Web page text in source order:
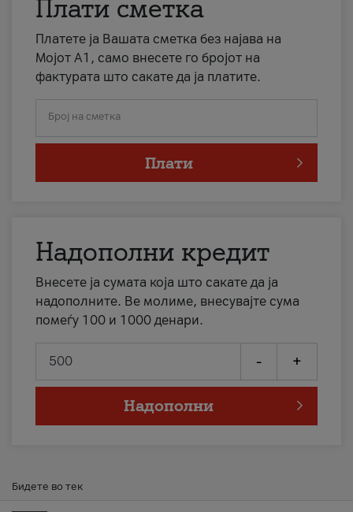
Плати сметка
Платете ја Вашата сметка без најава на
Мојот А1, само внесете го бројот на
фактурата што сакате да ја платите.
Број на сметка
Плати
Надополни кредит
Внесете ја сумата која што сакате да ја
надополните. Ве молиме, внесувајте сума
помеѓу 100 и 1000 денари.
- +
Надополни
Бидете во тек